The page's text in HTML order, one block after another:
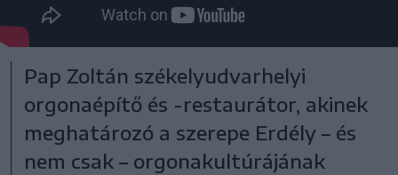
Pap Zoltán székelyudvarhelyi
orgonaépítő és -restaurátor, akinek
meghatározó a szerepe Erdély – és
nem csak – orgonakultúrájának